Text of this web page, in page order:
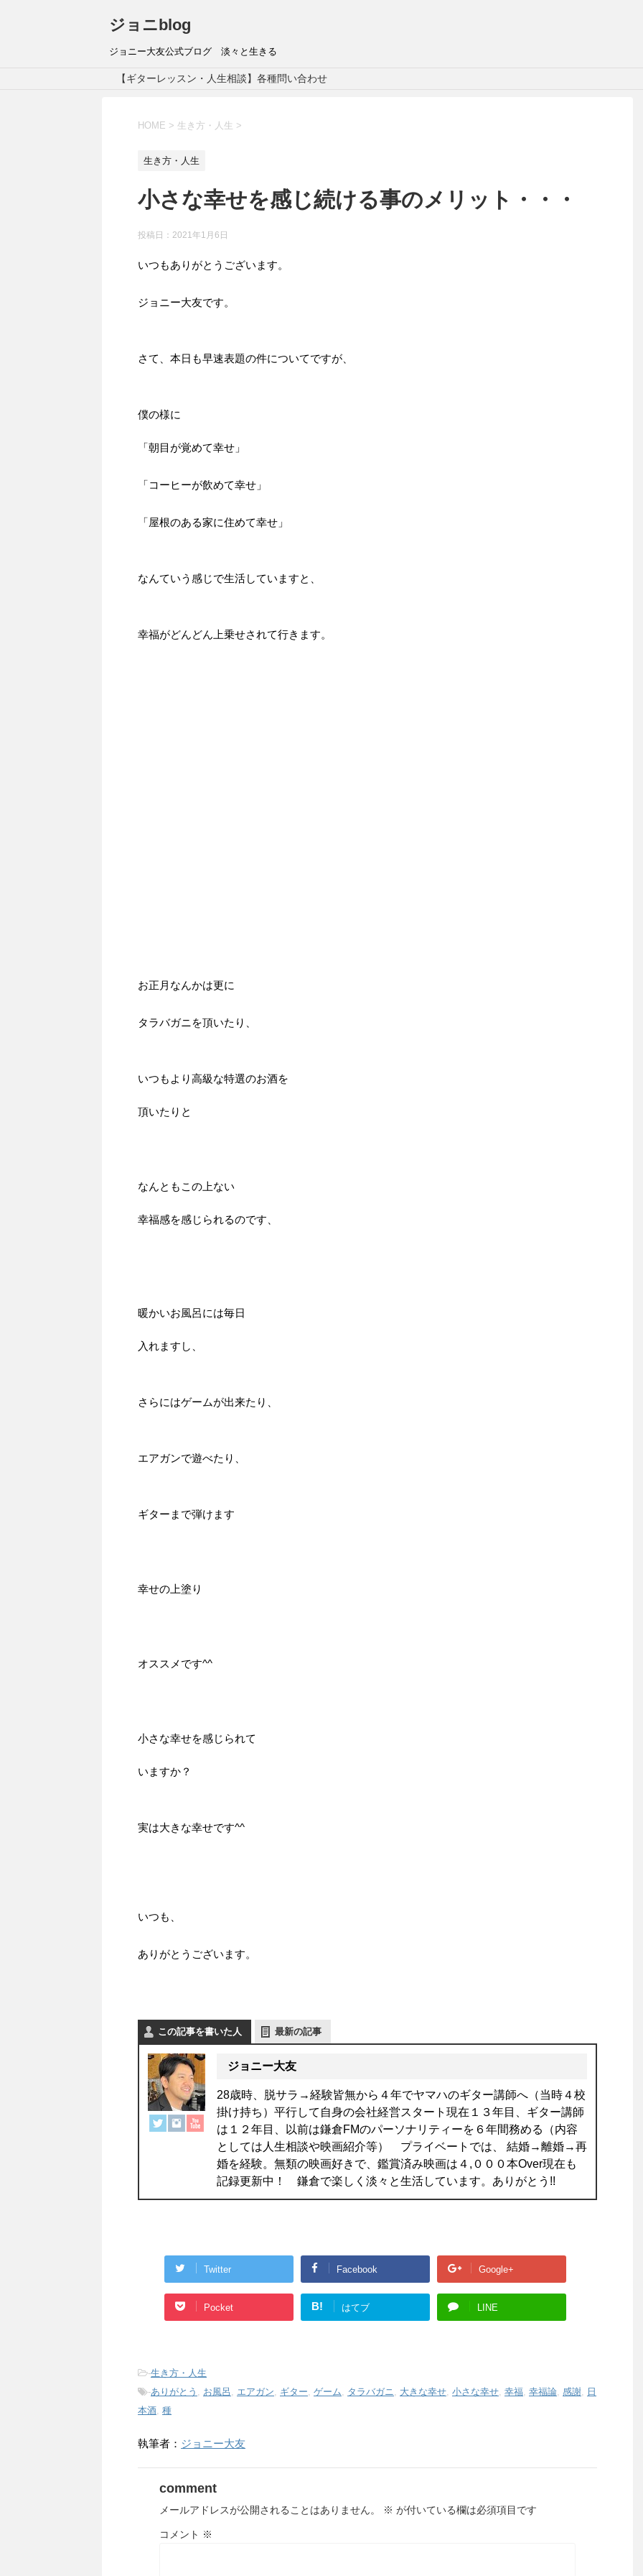
ジョニblog
ジョニー大友公式ブログ 淡々と生きる
【ギターレッスン・人生相談】各種問い合わせ
HOME > 生き方・人生 >
生き方・人生
小さな幸せを感じ続ける事のメリット・・・
投稿日： 2021年1月6日
いつもありがとうございます。
ジョニー大友です。
さて、本日も早速表題の件についてですが、
僕の様に
「朝目が覚めて幸せ」
「コーヒーが飲めて幸せ」
「屋根のある家に住めて幸せ」
なんていう感じで生活していますと、
幸福がどんどん上乗せされて行きます。
お正月なんかは更に
タラバガニを頂いたり、
いつもより高級な特選のお酒を
頂いたりと
なんともこの上ない
幸福感を感じられるのです、
暖かいお風呂には毎日
入れますし、
さらにはゲームが出来たり、
エアガンで遊べたり、
ギターまで弾けます
幸せの上塗り
オススメです^^
小さな幸せを感じられて
いますか？
実は大きな幸せです^^
いつも、
ありがとうございます。
この記事を書いた人 最新の記事
ジョニー大友
28歳時、脱サラ→経験皆無から４年でヤマハのギター講師へ（当時４校
掛け持ち）平行して自身の会社経営スタート現在１３年目、ギター講師
は１２年目、以前は鎌倉FMのパーソナリティーを６年間務める（内容
としては人生相談や映画紹介等） プライベートでは、 結婚→離婚→再
婚を経験。無類の映画好きで、鑑賞済み映画は４,０００本Over現在も
記録更新中！ 鎌倉で楽しく淡々と生活しています。ありがとう!!
Twitter Facebook Google+
Pocket B! はてブ LINE
-生き方・人生
-ありがとう , お風呂 , エアガン, ギター, ゲーム, タラバガニ, 大きな幸せ, 小さな幸せ, 幸福, 幸福論, 感謝, 日
本酒, 種
執筆者： ジョニー大友
comment
メールアドレスが公開されることはありません。 ※ が付いている欄は必須項目です
コメント ※